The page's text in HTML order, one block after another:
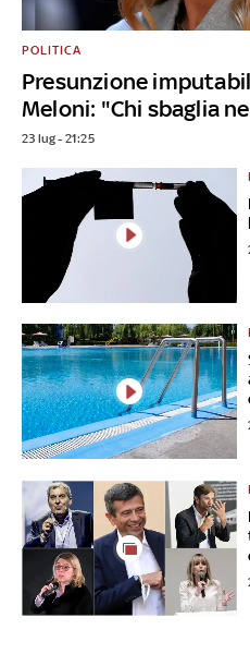
Presunzione
Meloni: "Chi sbaglia
POLITICA
23 lug - 21:25